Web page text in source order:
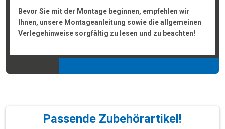
Bevor Sie mit der Montage beginnen, empfehlen wir
Ihnen, unsere Montageanleitung sowie die allgemeinen
Verlegehinweise sorgfältig zu lesen und zu beachten!
Passende Zubehörartikel!